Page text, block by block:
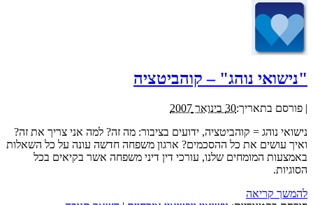
"נישואי נוהג" – קוהביטציה
| פורסם בתאריך:30 בינואר 2007
נישואי נוהג = קוהביטציה, ידועים בציבור: מה זה? למה אני צריך את זה?
ואיך עושים את כל ההסכמים? ארגון משפחה חדשה עונה על כל השאלות
באמצעות המומחים שלנו, עורכי דין דיני משפחה אשר בקיאים בכל
הסוגיות.
להמשך קריאה